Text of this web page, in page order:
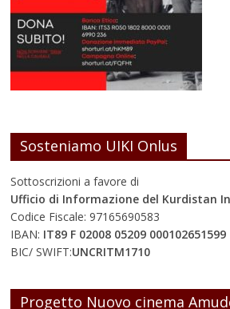
Sosteniamo UIKI Onlus
Sottoscrizioni a favore di
Ufficio di Informazione del Kurdistan
Codice Fiscale: 97165690583
IBAN: IT89 F 02008 05209 000102651599
BIC/ SWIFT:UNCRITM1710
Progetto Nuovo cinema